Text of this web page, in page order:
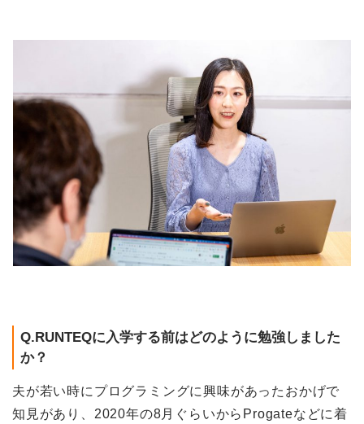
Q.RUNTEQに入学する前はどのように勉強しました
か？
夫が若い時にプログラミングに興味があったおかげで
知見があり、2020年の8月ぐらいからProgateなどに着